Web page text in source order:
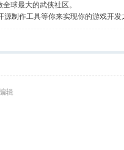
球最大的武侠社区。
制作工具等你来实现你的游戏开发
辑